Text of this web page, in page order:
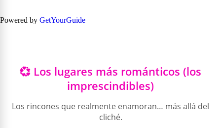
Powered by GetYourGuide
💞 Los lugares más románticos (los
imprescindibles)
Los rincones que realmente enamoran… más allá del
cliché.